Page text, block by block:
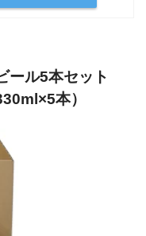
ール5本セット
本）